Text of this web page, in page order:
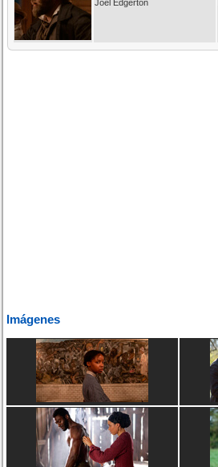
Joel Edgerton
Imágenes